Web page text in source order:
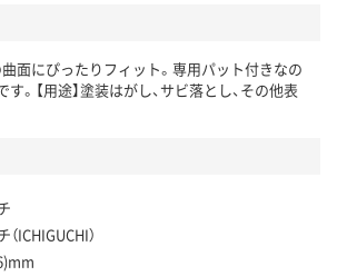
面にぴったりフィット。専用パット付きなの
。【用途】塗装はがし、サビ落とし、その他表
ICHIGUCHI）